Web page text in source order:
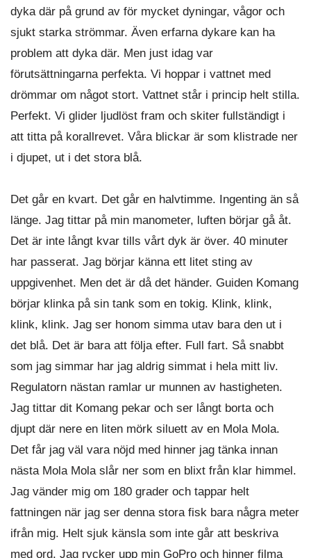
dyka där på grund av för mycket dyningar, vågor och
sjukt starka strömmar. Även erfarna dykare kan ha
problem att dyka där. Men just idag var
förutsättningarna perfekta. Vi hoppar i vattnet med
drömmar om något stort. Vattnet står i princip helt stilla.
Perfekt. Vi glider ljudlöst fram och skiter fullständigt i
att titta på korallrevet. Våra blickar är som klistrade ner
i djupet, ut i det stora blå.
Det går en kvart. Det går en halvtimme. Ingenting än så
länge. Jag tittar på min manometer, luften börjar gå åt.
Det är inte långt kvar tills vårt dyk är över. 40 minuter
har passerat. Jag börjar känna ett litet sting av
uppgivenhet. Men det är då det händer. Guiden Komang
börjar klinka på sin tank som en tokig. Klink, klink,
klink, klink. Jag ser honom simma utav bara den ut i
det blå. Det är bara att följa efter. Full fart. Så snabbt
som jag simmar har jag aldrig simmat i hela mitt liv.
Regulatorn nästan ramlar ur munnen av hastigheten.
Jag tittar dit Komang pekar och ser långt borta och
djupt där nere en liten mörk siluett av en Mola Mola.
Det får jag väl vara nöjd med hinner jag tänka innan
nästa Mola Mola slår ner som en blixt från klar himmel.
Jag vänder mig om 180 grader och tappar helt
fattningen när jag ser denna stora fisk bara några meter
ifrån mig. Helt sjuk känsla som inte går att beskriva
med ord. Jag rycker upp min GoPro och hinner filma